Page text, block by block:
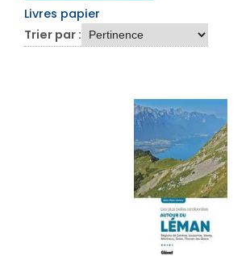
Livres papier
Trier par :